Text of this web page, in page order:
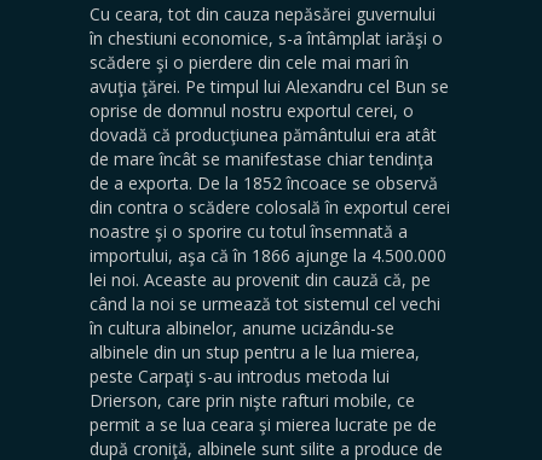
Cu ceara, tot din cauza nepăsărei guvernului
în chestiuni economice, s-a întâmplat iarăşi o
scădere şi o pierdere din cele mai mari în
avuţia ţărei. Pe timpul lui Alexandru cel Bun se
oprise de domnul nostru exportul cerei, o
dovadă că producţiunea pământului era atât
de mare încât se manifestase chiar tendinţa
de a exporta. De la 1852 încoace se observă
din contra o scădere colosală în exportul cerei
noastre şi o sporire cu totul însemnată a
importului, aşa că în 1866 ajunge la 4.500.000
lei noi. Aceaste au provenit din cauză că, pe
când la noi se urmează tot sistemul cel vechi
în cultura albinelor, anume ucizându-se
albinele din un stup pentru a le lua mierea,
peste Carpaţi s-au introdus metoda lui
Drierson, care prin nişte rafturi mobile, ce
permit a se lua ceara şi mierea lucrate pe de
după croniţă, albinele sunt silite a produce de